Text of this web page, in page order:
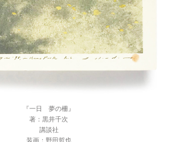
『一日 夢の柵』
著：黒井千次
講談社
装画：野田哲也